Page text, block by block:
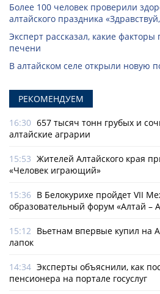
Более 100 человек проверили
алтайского праздника
Эксперт рассказал, какие
печени
В алтайском селе открыли новую
РЕКОМЕНДУЕМ
16:30 657 тысяч тонн грубых и
алтайские аграрии
15:53 Жителей Алтайского края
«Человек играющий»
15:36 В Белокурихе пройдет VII
образовательный форум «Алтай –
15:12 Вьетнам впервые купил на
лапок
14:34 Эксперты объяснили, как
пенсионера на портале госуслуг